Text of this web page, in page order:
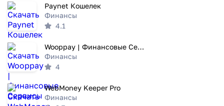
Paynet Кошелек
Финансы
4.1
Wooppay | Финансовые Сервисы
Финансы
4
WebMoney Keeper Pro
Финансы